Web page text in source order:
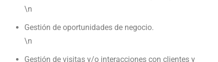
\n
Gestión de oportunidades de negocio.
\n
Gestión de visitas y/o interacciones con clientes y